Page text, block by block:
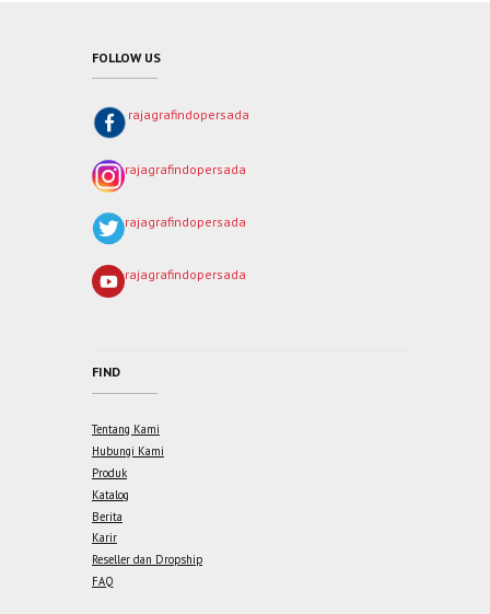
FOLLOW US
rajagrafindopersada
rajagrafindopersada
rajagrafindopersada
rajagrafindopersada
FIND
Tentang Kami
Hubungi Kami
Produk
Katalog
Berita
Karir
Reseller dan Dropship
FAQ